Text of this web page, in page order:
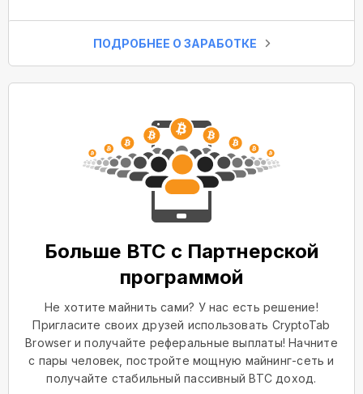
ПОДРОБНЕЕ О ЗАРАБОТКЕ
Больше BTC с Партнерской
программой
Не хотите майнить сами? У нас есть решение!
Пригласите своих друзей использовать CryptoTab
Browser и получайте реферальные выплаты! Начните
с пары человек, постройте мощную майнинг-сеть и
получайте стабильный пассивный BTC доход.